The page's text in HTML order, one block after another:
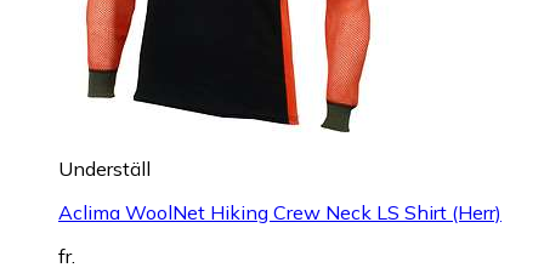
Underställ
Aclima WoolNet Hiking Crew Neck LS Shirt (Herr)
fr.